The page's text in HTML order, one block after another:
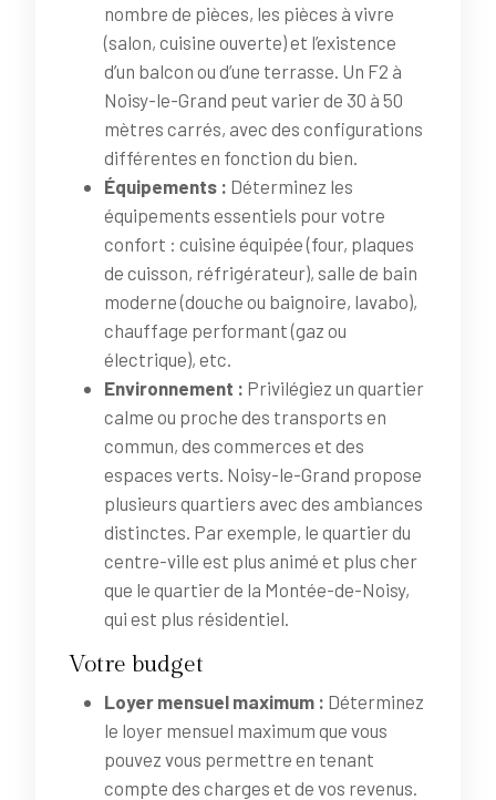
nombre de pièces, les pièces à vivre
(salon, cuisine ouverte) et l’existence
d’un balcon ou d’une terrasse. Un F2 à
Noisy-le-Grand peut varier de 30 à 50
mètres carrés, avec des configurations
différentes en fonction du bien.
Équipements : Déterminez les
équipements essentiels pour votre
confort : cuisine équipée (four, plaques
de cuisson, réfrigérateur), salle de bain
moderne (douche ou baignoire, lavabo),
chauffage performant (gaz ou
électrique), etc.
Environnement : Privilégiez un quartier
calme ou proche des transports en
commun, des commerces et des
espaces verts. Noisy-le-Grand propose
plusieurs quartiers avec des ambiances
distinctes. Par exemple, le quartier du
centre-ville est plus animé et plus cher
que le quartier de la Montée-de-Noisy,
qui est plus résidentiel.
Votre budget
Loyer mensuel maximum : Déterminez
le loyer mensuel maximum que vous
pouvez vous permettre en tenant
compte des charges et de vos revenus.